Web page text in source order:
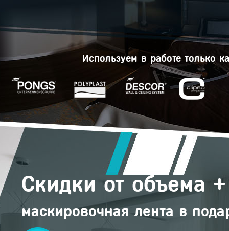
Используем в работе только
Скидки от объема +
маскировочная лента в